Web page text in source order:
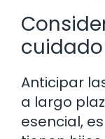
Anticipar
a largo
esencial,